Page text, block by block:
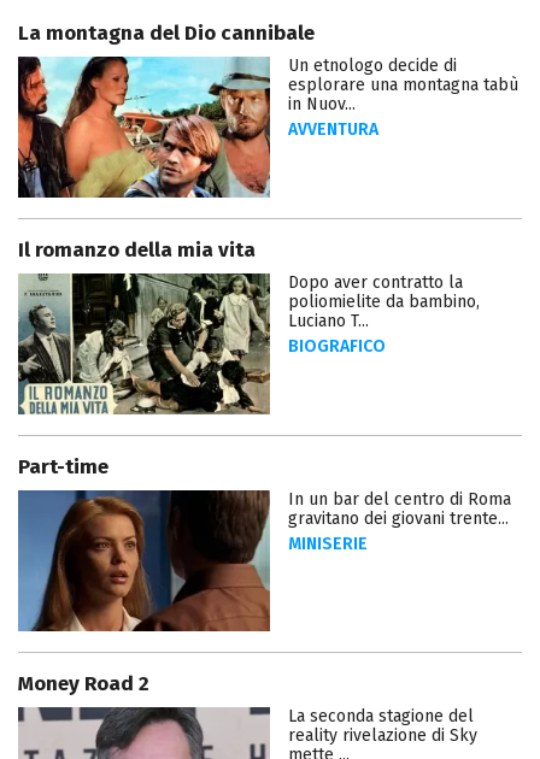
La montagna del Dio cannibale
Un etnologo decide di
esplorare una montagna tabù
in Nuov...
AVVENTURA
Il romanzo della mia vita
Dopo aver contratto la
poliomielite da bambino,
Luciano T...
BIOGRAFICO
Part-time
In un bar del centro di Roma
gravitano dei giovani trente...
MINISERIE
Money Road 2
La seconda stagione del
reality rivelazione di Sky